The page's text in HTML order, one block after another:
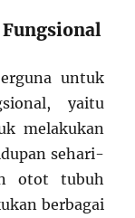
untuk
yaitu
melakukan
sehari-
otot tubuh
berbagai